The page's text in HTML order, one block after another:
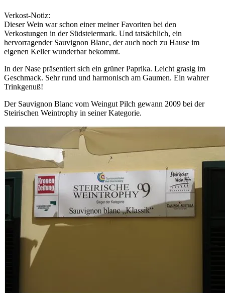
Verkost-Notiz:
Dieser Wein war schon einer meiner Favoriten bei den
Verkostungen in der Südsteiermark. Und tatsächlich, ein
hervorragender Sauvignon Blanc, der auch noch zu Hause im
eigenen Keller wunderbar bekommt.
In der Nase präsentiert sich ein grüner Paprika. Leicht grasig im
Geschmack. Sehr rund und harmonisch am Gaumen. Ein wahrer
Trinkgenuß!
Der Sauvignon Blanc vom Weingut Pilch gewann 2009 bei der
Steirischen Weintrophy in seiner Kategorie.